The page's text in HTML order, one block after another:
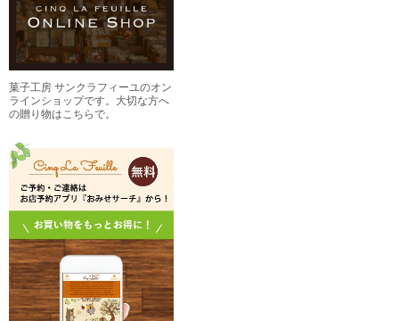
菓子工房 サンクラフィーユのオン
ラインショップです。大切な方へ
の贈り物はこちらで。